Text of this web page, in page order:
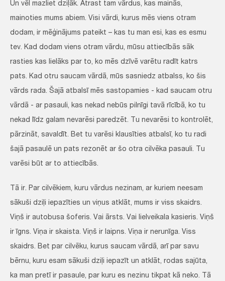
Un vēl mazliet dziļāk. Atrast tam vārdus, kas mainās,
mainoties mums abiem. Visi vārdi, kurus mēs viens otram
dodam, ir mēģinājums pateikt – kas tu man esi, kas es esmu
tev. Kad dodam viens otram vārdu, mūsu attiecībās sāk
rasties kas lielāks par to, ko mēs dzīvē varētu radīt katrs
pats. Kad otru saucam vārdā, mūs sasniedz atbalss, ko šis
vārds rada. Šajā atbalsī mēs sastopamies - kad saucam otru
vārdā - ar pasauli, kas nekad nebūs pilnīgi tavā rīcībā, ko tu
nekad līdz galam nevarēsi paredzēt. Tu nevarēsi to kontrolēt,
pārzināt, savaldīt. Bet tu varēsi klausīties atbalsī, ko tu radi
šajā pasaulē un pats rezonēt ar šo otra cilvēka pasauli. Tu
varēsi būt ar to attiecībās.
Tā ir. Par cilvēkiem, kuru vārdus nezinam, ar kuriem neesam
sākuši dziļi iepazīties un viņus atklāt, mums ir viss skaidrs.
Viņš ir autobusa šoferis. Vai ārsts. Vai lielveikala kasieris. Viņš
ir īgns. Viņa ir skaista. Viņš ir laipns. Viņa ir nerunīga. Viss
skaidrs. Bet par cilvēku, kurus saucam vārdā, arī par savu
bērnu, kuru esam sākuši dziļi iepazīt un atklāt, rodas sajūta,
ka man pretī ir pasaule, par kuru es nezinu tikpat kā neko. Tā